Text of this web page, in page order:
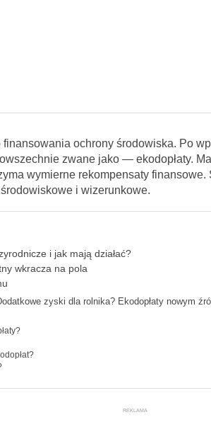
ochrony środowiska. Po
zwane jako — ekodopłaty.
wymierne rekompensaty
i wizerunkowe.
i jak mają działać?
wkracza na pola
zyski dla rolnika? Ekodopłaty nowym
REKLAMA